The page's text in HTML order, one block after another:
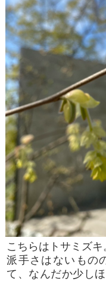
こちらはトサミズキ
派手さはないもの
て、なんだか少し